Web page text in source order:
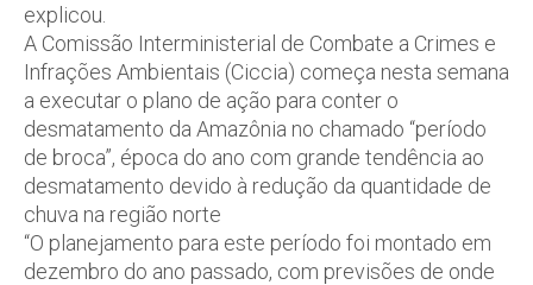
explicou.
A Comissão Interministerial de Combate a Crimes e
Infrações Ambientais (Ciccia) começa nesta semana
a executar o plano de ação para conter o
desmatamento da Amazônia no chamado “período
de broca”, época do ano com grande tendência ao
desmatamento devido à redução da quantidade de
chuva na região norte
“O planejamento para este período foi montado em
dezembro do ano passado, com previsões de onde